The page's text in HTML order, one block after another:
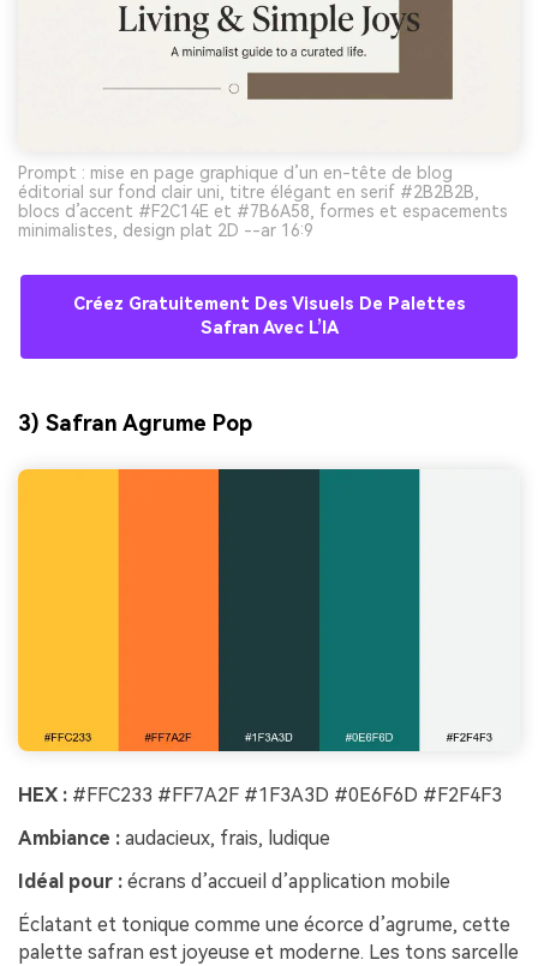
Prompt : mise en page graphique d’un en-tête de blog
éditorial sur fond clair uni, titre élégant en serif #2B2B2B,
blocs d’accent #F2C14E et #7B6A58, formes et espacements
minimalistes, design plat 2D --ar 16:9
Créez Gratuitement Des Visuels De Palettes
Safran Avec L’IA
3) Safran Agrume Pop
HEX : #FFC233 #FF7A2F #1F3A3D #0E6F6D #F2F4F3
Ambiance : audacieux, frais, ludique
Idéal pour : écrans d’accueil d’application mobile
Éclatant et tonique comme une écorce d’agrume, cette
palette safran est joyeuse et moderne. Les tons sarcelle